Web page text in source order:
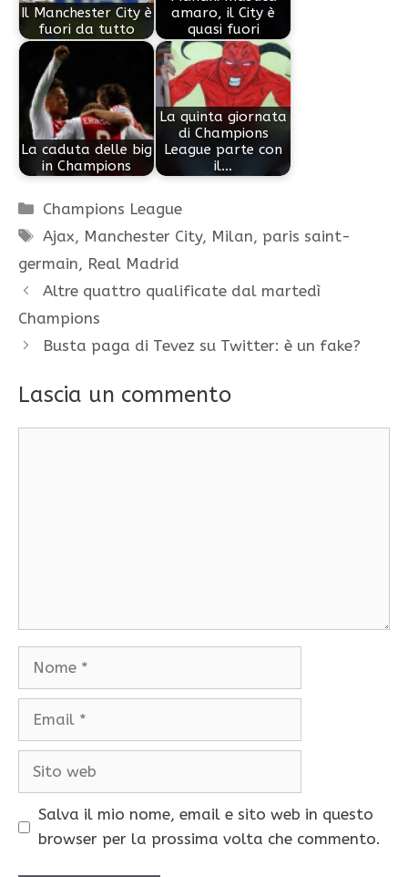
Il Manchester City è
fuori da tutto
amaro, il City è
quasi fuori
La caduta delle big
in Champions
La quinta giornata
di Champions
League parte con
il…
Categorie
Champions League
Tag
Ajax, Manchester City, Milan, paris saint-
germain, Real Madrid
Altre quattro qualificate dal martedì
Champions
Busta paga di Tevez su Twitter: è un fake?
Lascia un commento
Nome
Email
Sito
Salva il mio nome, email e sito web in questo
browser per la prossima volta che commento.